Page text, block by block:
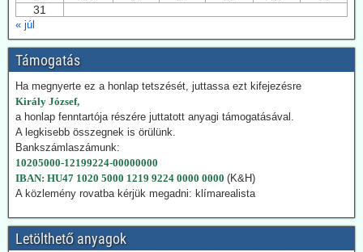
2026.07.22. Climatechangedispatch: Japán
visszakozik klímavédelmi vállalásaitól
Japán – szomszédjához, Dél-Koreához hasonlóan – újra üzembe
szennyezőbb korszak maradványainak bélyegeztek. Az energiaügyi
hatóságok „rendkívüli ellátási bizonytalansággal” indokolták annak a
tüzelőanyagnak a használatát, amelynek felszámolását korábban
megígérték.
Hogy kedvezzen a nemzetközi klímalobbinak, Japán 2050-ig
vállalta a teljes klímasemlegességet. De ahogy a realitás
bekopogtatott, azonnal ejtették a magas ívű terveket.
A japán Gazdasági, Kereskedelmi és Ipari Minisztérium (METI)
megoldást jelent a földgáz-megtakarításra. Mivel Japán a Hormuz
szoroson keresztül kapta olaj és földgázszállítmányait, a
31
« júl
Támogatás
Ha megnyerte ez a honlap tetszését, juttassa ezt kifejezésre
Király József,
a honlap fenntartója részére juttatott anyagi támogatásával.
A legkisebb összegnek is örülünk.
Bankszámlaszámunk:
10205000-12199224-00000000
IBAN: HU47 1020 5000 1219 9224 0000 0000 (K&H)
A közlemény rovatba kérjük megadni: klímarealista
Letölthető anyagok